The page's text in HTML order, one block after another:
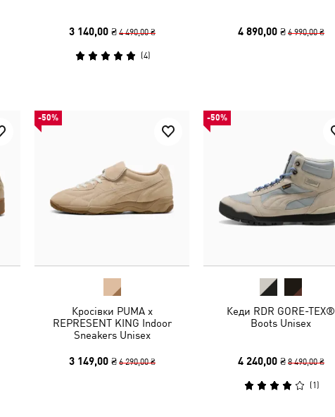
3 140,00 ₴ 4 490,00 ₴
(4)
4 890,00 ₴ 6 990,00 ₴
-50%
Кросівки PUMA x
REPRESENT KING Indoor
Sneakers Unisex
3 149,00 ₴ 6 290,00 ₴
-50%
Кеди RDR GORE-TEX®
Boots Unisex
4 240,00 ₴ 8 490,00 ₴
(1 )